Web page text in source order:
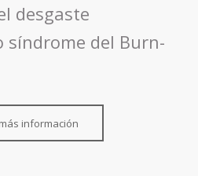
desgaste
síndrome del Burn-
información